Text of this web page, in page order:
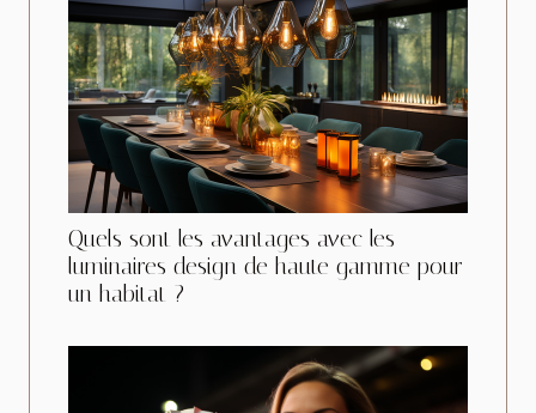
Quels sont les avantages avec les
luminaires design de haute gamme pour
un habitat ?